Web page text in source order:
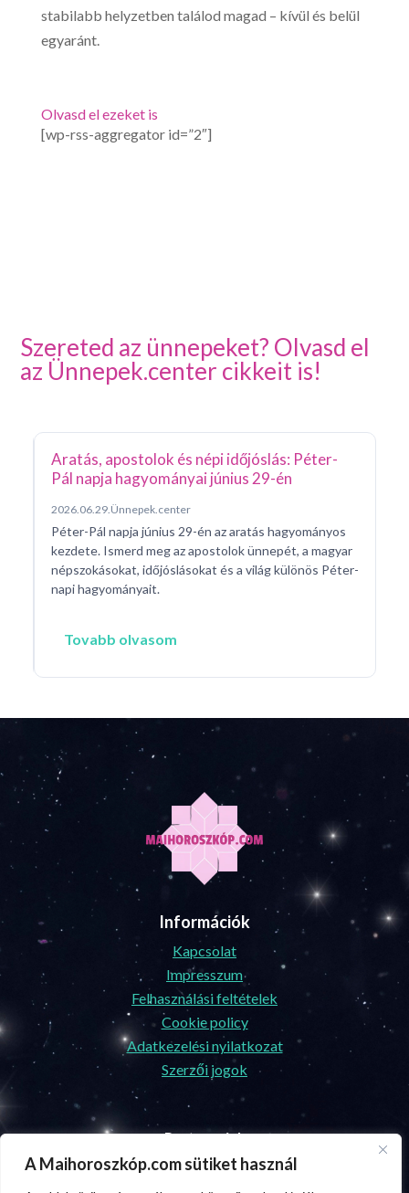
A Maihoroszkóp.com sütiket használ
stabilabb helyzetben találod magad – kívül és belül
egyaránt.
Olvasd el ezeket is
[wp-rss-aggregator id=”2″]
Szereted az ünnepeket? Olvasd el
az Ünnepek.center cikkeit is!
Aratás, apostolok és népi időjóslás: Péter-
kezdete. Ismerd meg az apostolok ünnepét, a magyar
népszokásokat, időjóslásokat és a világ különös Péter-
napi hagyományait.
Tovabb olvasom
Információk
Kapcsolat
Impresszum
Felhasználási feltételek